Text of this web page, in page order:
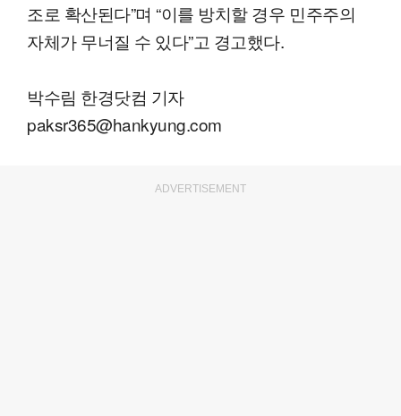
조로 확산된다”며 “이를 방치할 경우 민주주의
자체가 무너질 수 있다”고 경고했다.
박수림 한경닷컴 기자
paksr365@hankyung.com
ADVERTISEMENT